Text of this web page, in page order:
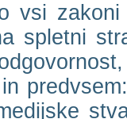
vsi
spletni